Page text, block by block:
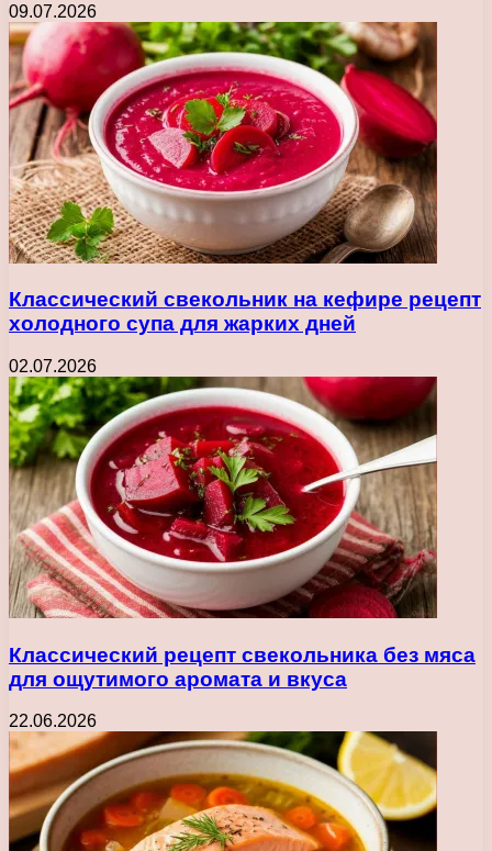
09.07.2026
Классический свекольник на кефире рецепт
холодного супа для жарких дней
02.07.2026
Классический рецепт свекольника без мяса
для ощутимого аромата и вкуса
22.06.2026